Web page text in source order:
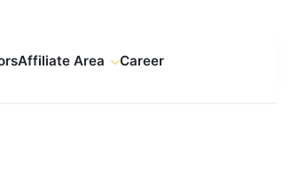
Affiliate Area Career